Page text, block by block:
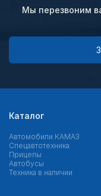
Мы перезвоним
Каталог
Автомобили КАМАЗ
Спецавтотехника
Прицепы
Автобусы
Техника в наличии